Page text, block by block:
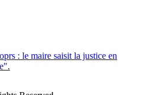
: le maire saisit la justice en